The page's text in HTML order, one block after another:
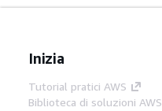
Inizia
Tutorial pratici AWS
Biblioteca di soluzioni AWS